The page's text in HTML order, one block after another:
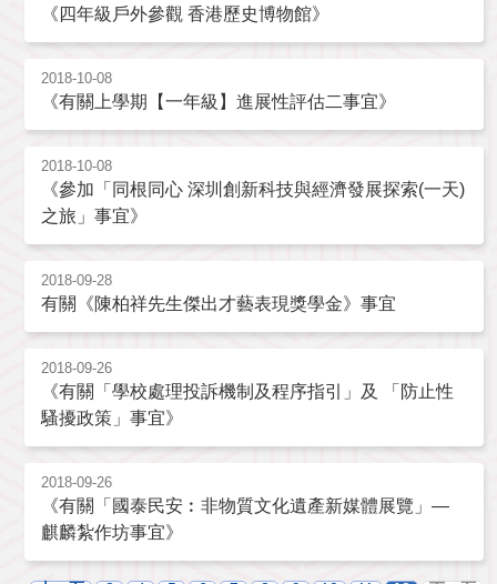
《四年級戶外參觀 香港歷史博物館》
2018-10-08
《有關上學期【一年級】進展性評估二事宜》
2018-10-08
《參加「同根同心 深圳創新科技與經濟發展探索(一天)
之旅」事宜》
2018-09-28
有關《陳柏祥先生傑出才藝表現獎學金》事宜
2018-09-26
《有關「學校處理投訴機制及程序指引」及 「防止性
騷擾政策」事宜》
2018-09-26
《有關「國泰民安︰非物質文化遺產新媒體展覽」—
麒麟紮作坊事宜》